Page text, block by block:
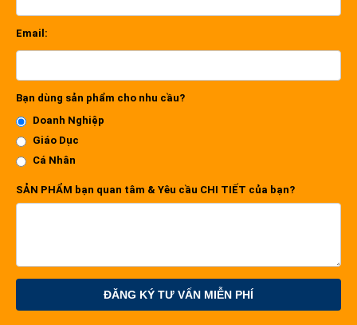
Email:
Bạn dùng sản phẩm cho nhu cầu?
Doanh Nghiệp
Giáo Dục
Cá Nhân
SẢN PHẨM bạn quan tâm & Yêu cầu CHI TIẾT của bạn?
ĐĂNG KÝ TƯ VẤN MIỄN PHÍ